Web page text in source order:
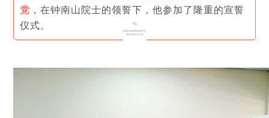
党 ，在钟南山院士的领誓下，他参加了隆重的宣誓
仪式。